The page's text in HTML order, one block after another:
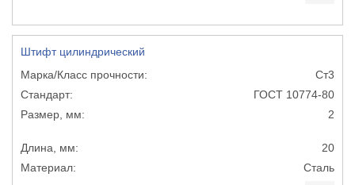
Штифт цилиндрический
Ст3
ГОСТ 10774-80
2
20
Сталь